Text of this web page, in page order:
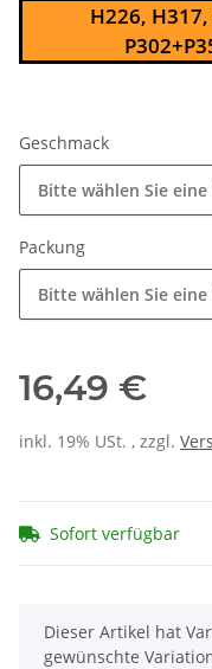
H226,
Geschmack
Bitte wählen Sie
Packung
Bitte wählen Sie
16,49 €
inkl. 19% USt. , zzgl.
Sofort verfügbar
x
Dieser Artikel hat
gewünschte